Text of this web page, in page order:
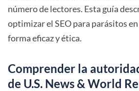
número de lectores. Esta guía
optimizar el SEO para parásitos
forma eficaz y ética.
Comprender la
de U.S. News & World